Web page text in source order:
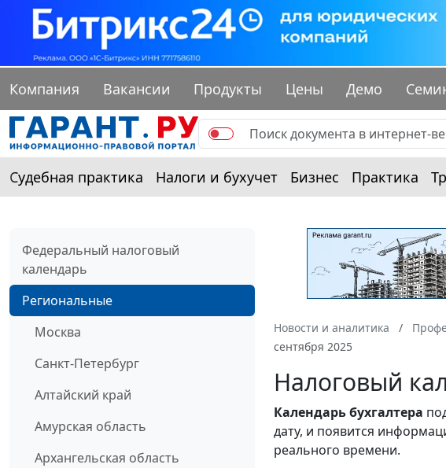
Компания Вакансии Продукты Цены Демо
Судебная практика Налоги и бухучет Бизнес Практика
Федеральный налоговый
календарь
Региональные
Москва
Санкт-Петербург
Алтайский край
Амурская область
Архангельская область
Новости и аналитика
сентября 2025
Налоговый
Календарьбухгалтера
дату, и появится
реального времени.